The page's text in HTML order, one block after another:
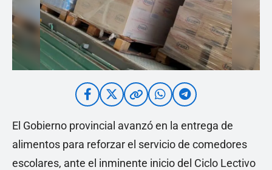
El Gobierno provincial avanzó en la entrega de
alimentos para reforzar el servicio de comedores
escolares, ante el inminente inicio del Ciclo Lectivo